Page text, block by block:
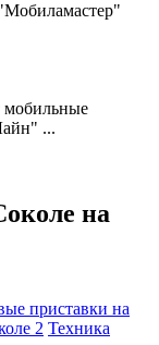
мобильные
...
на
приставки на
2 Техника